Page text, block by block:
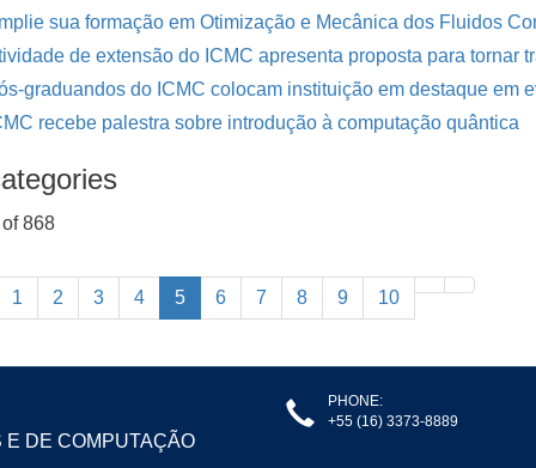
sua formação em Otimização e Mecânica dos Fluidos
de extensão do ICMC apresenta proposta para tornar
graduandos do ICMC colocam instituição em destaque em
recebe palestra sobre introdução à computação quântica
868
1 2 3 4 5 6 7 8 9 10
DE COMPUTAÇÃO
PHONE:
+55 (16) 3373-8889